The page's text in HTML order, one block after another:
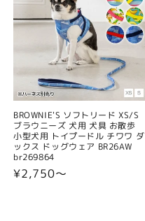
BROWNIE'S ソフトリード XS/S
ブラウニーズ 犬用 犬具 お散歩
小型犬用 トイプードル チワワ ダ
ックス ドッグウェア BR26AW
br269864
通
¥2,750〜